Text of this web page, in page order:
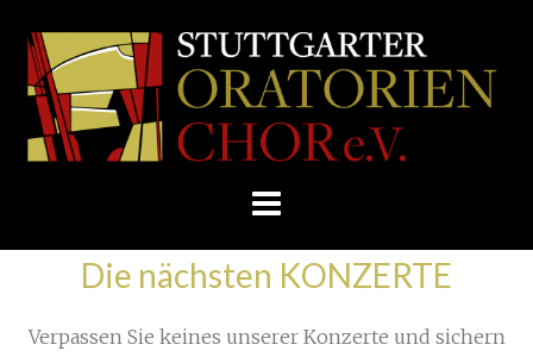
Skip
E.V.
Home Unkategorisiert » /
Die nächsten KONZERTE
Verpassen Sie keines unserer Konzerte und sichern